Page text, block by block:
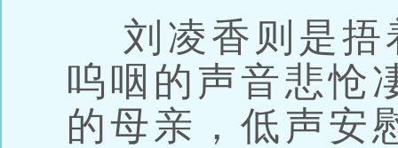
刘凌香则是捂
呜咽的声音悲怆
的母亲，低声安